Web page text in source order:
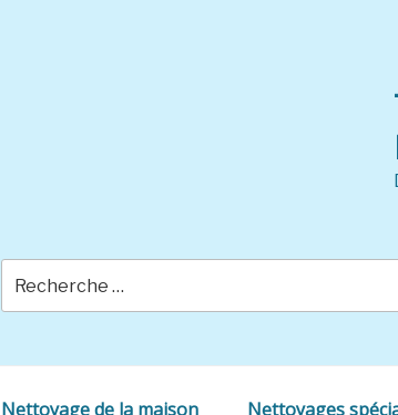
Nettoyage de la maison Nettoyages